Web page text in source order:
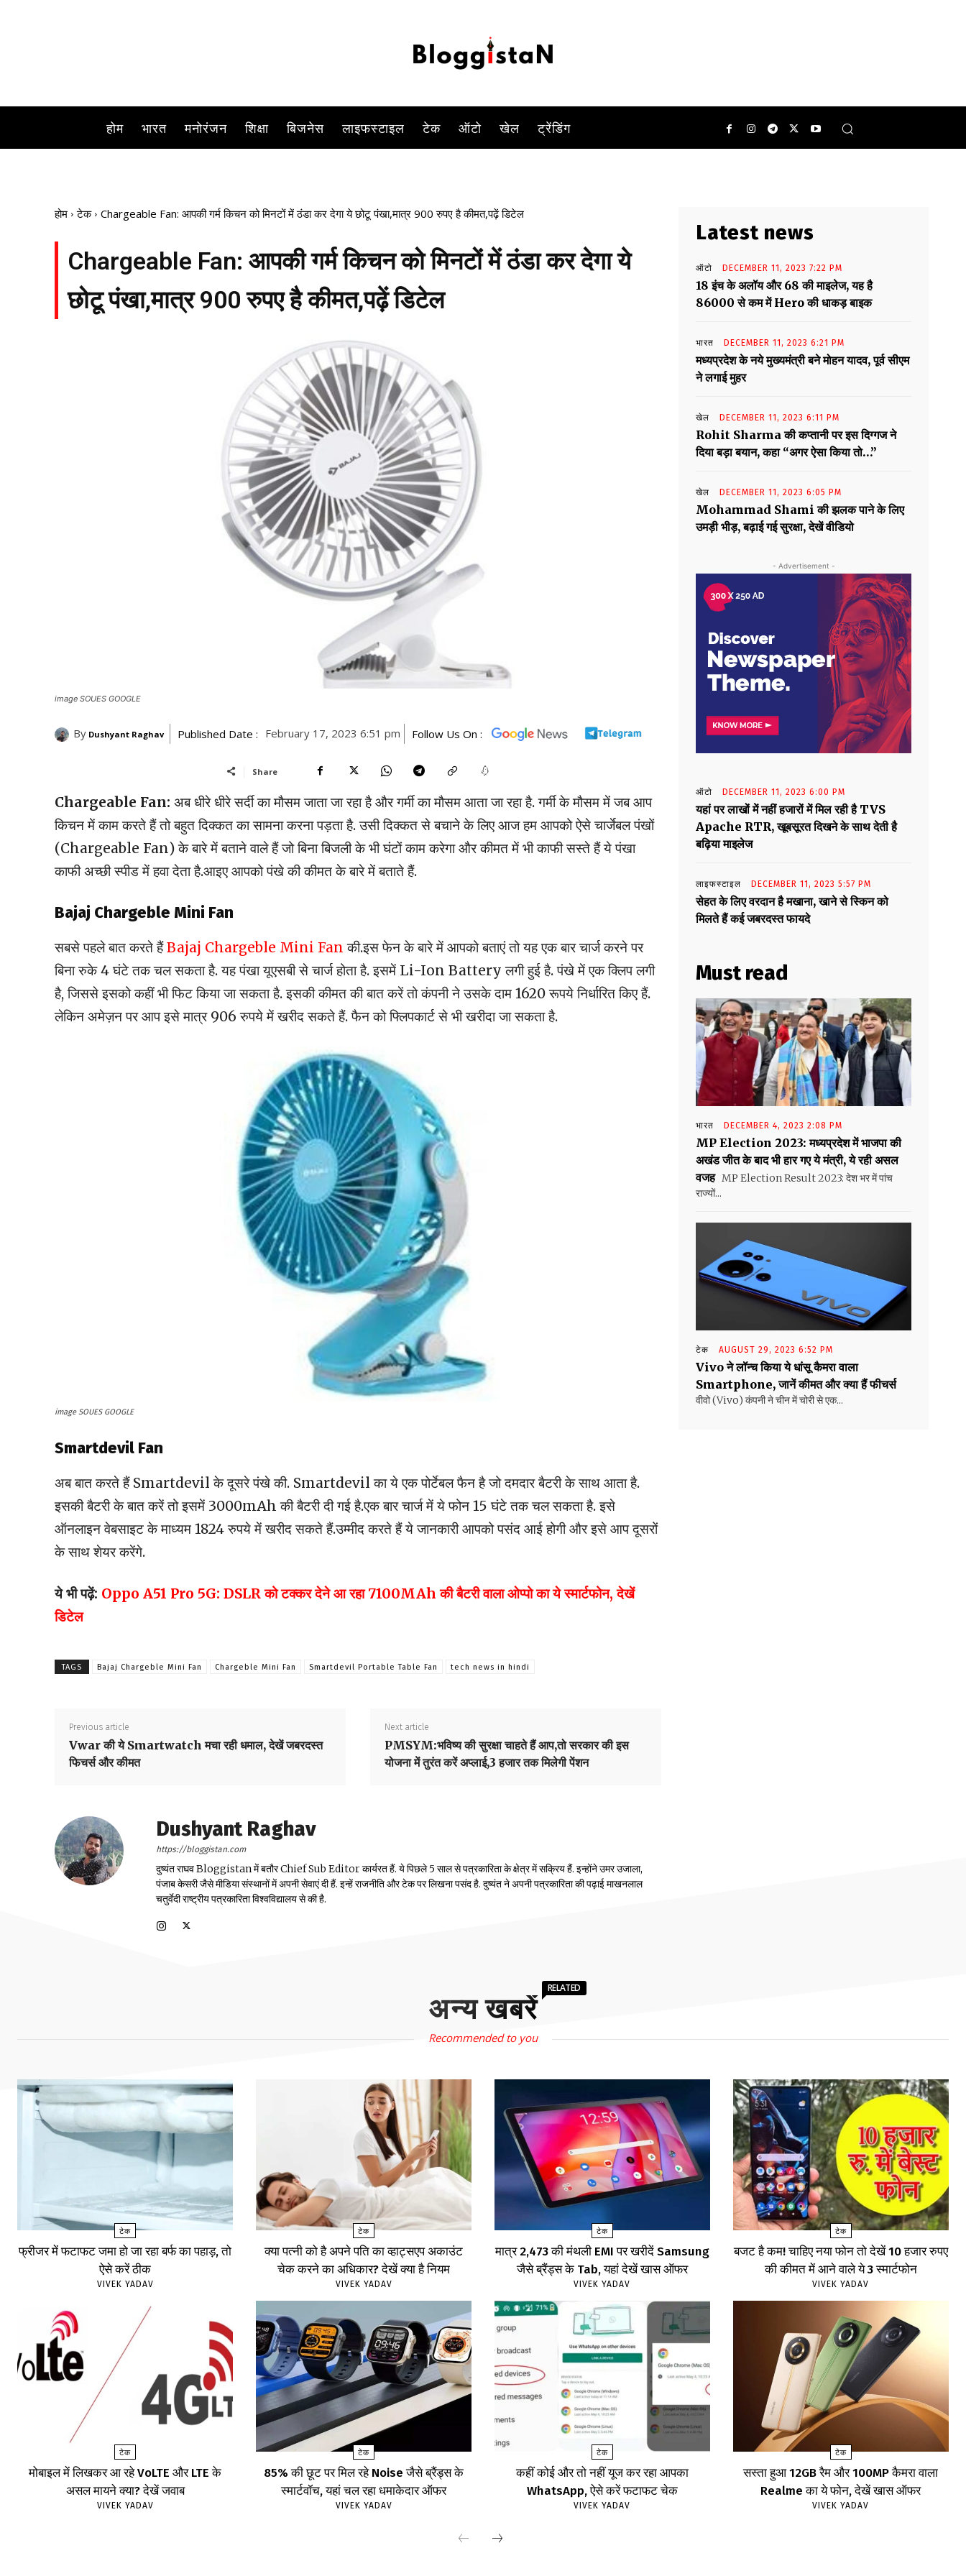
होम भारत मनोरंजन शिक्षा बिजनेस लाइफस्टाइल टेक ऑटो खेल ट्रेंडिंग
होम टेक Chargeable Fan: आपकी गर्म किचन को मिनटों में ठंडा कर देगा ये छोटू पंखा,मात्र 900 रुपए है कीमत,पढ़ें डिटेल
Chargeable Fan: आपकी गर्म किचन को मिनटों में ठंडा कर देगा ये
छोटू पंखा,मात्र 900 रुपए है कीमत,पढ़ें डिटेल
image SOUES GOOGLE
By Dushyant Raghav Published Date : February 17, 2023 6:51 pm Follow Us On :
Share
Chargeable Fan: अब धीरे धीरे सर्दी का मौसम जाता जा रहा है और गर्मी का मौसम आता जा रहा है. गर्मी के मौसम में जब आप
किचन में काम करते हैं तो बहुत दिक्कत का सामना करना पड़ता है. उसी दिक्कत से बचाने के लिए आज हम आपको ऐसे चार्जेबल पंखों
(Chargeable Fan) के बारे में बताने वाले हैं जो बिना बिजली के भी घंटों काम करेगा और कीमत में भी काफी सस्ते हैं ये पंखा
काफी अच्छी स्पीड में हवा देता है.आइए आपको पंखे की कीमत के बारे में बताते हैं.
Bajaj Chargeble Mini Fan
सबसे पहले बात करते हैंBajaj Chargeble Mini Fan की.इस फेन के बारे में आपको बताएं तो यह एक बार चार्ज करने पर
बिना रुके 4 घंटे तक चल सकता है. यह पंखा यूएसबी से चार्ज होता है. इसमें Li-Ion Battery लगी हुई है. पंखे में एक क्लिप लगी
है, जिससे इसको कहीं भी फिट किया जा सकता है. इसकी कीमत की बात करें तो कंपनी ने उसके दाम 1620 रूपये निर्धारित किए हैं.
लेकिन अमेज़न पर आप इसे मात्र 906 रुपये में खरीद सकते हैं. फैन को फ्लिपकार्ट से भी खरीदा जा सकता है.
image SOUES GOOGLE
Smartdevil Fan
अब बात करते हैं Smartdevil के दूसरे पंखे की. Smartdevil का ये एक पोर्टेबल फैन है जो दमदार बैटरी के साथ आता है.
इसकी बैटरी के बात करें तो इसमें 3000mAh की बैटरी दी गई है.एक बार चार्ज में ये फोन 15 घंटे तक चल सकता है. इसे
ऑनलाइन वेबसाइट के माध्यम 1824 रुपये में खरीद सकते हैं.उम्मीद करते हैं ये जानकारी आपको पसंद आई होगी और इसे आप दूसरों
के साथ शेयर करेंगे.
ये भी पढ़ें: Oppo A51 Pro 5G: DSLR को टक्कर देने आ रहा 7100MAh की बैटरी वाला ओप्पो का ये स्मार्टफोन, देखें
डिटेल
TAGS Bajaj Chargeble Mini Fan Chargeble Mini Fan Smartdevil Portable Table Fan tech news in hindi
Previous article
Vwar की ये Smartwatch मचा रही धमाल, देखें जबरदस्त
फिचर्स और कीमत
Next article
PMSYM:भविष्य की सुरक्षा चाहते हैं आप,तो सरकार की इस
योजना में तुरंत करें अप्लाई,3 हजार तक मिलेगी पेंशन
Dushyant Raghav
https://bloggistan.com
दुष्यंत राघव Bloggistan में बतौर Chief Sub Editor कार्यरत हैं. ये पिछले 5 साल से पत्रकारिता के क्षेत्र में सक्रिय हैं. इन्होंने उमर उजाला,
पंजाब केसरी जैसे मीडिया संस्थानों में अपनी सेवाएं दी हैं. इन्हें राजनीति और टेक पर लिखना पसंद है. दुष्यंत ने अपनी पत्रकारिता की पढ़ाई माखनलाल
चतुर्वेदी राष्ट्रीय पत्रकारिता विश्वविद्यालय से की है.
Latest news
ऑटो DECEMBER 11, 2023 7:22 PM
18 इंच के अलॉय और 68 की माइलेज, यह है
86000 से कम में Hero की धाकड़ बाइक
भारत DECEMBER 11, 2023 6:21 PM
मध्यप्रदेश के नये मुख्यमंत्री बने मोहन यादव, पूर्व सीएम
ने लगाई मुहर
खेल DECEMBER 11, 2023 6:11 PM
Rohit Sharma की कप्तानी पर इस दिग्गज ने
दिया बड़ा बयान, कहा “अगर ऐसा किया तो…”
खेल DECEMBER 11, 2023 6:05 PM
Mohammad Shami की झलक पाने के लिए
उमड़ी भीड़, बढ़ाई गई सुरक्षा, देखें वीडियो
- Advertisement -
ऑटो DECEMBER 11, 2023 6:00 PM
यहां पर लाखों में नहीं हजारों में मिल रही है TVS
Apache RTR, खूबसूरत दिखने के साथ देती है
बढ़िया माइलेज
लाइफस्टाइल DECEMBER 11, 2023 5:57 PM
सेहत के लिए वरदान है मखाना, खाने से स्किन को
मिलते हैं कई जबरदस्त फायदे
Must read
भारत DECEMBER 4, 2023 2:08 PM
MP Election 2023: मध्यप्रदेश में भाजपा की
अखंड जीत के बाद भी हार गए ये मंत्री, ये रही असल
वजह MP Election Result 2023: देश भर में पांच
राज्यों...
टेक AUGUST 29, 2023 6:52 PM
Vivo ने लॉन्च किया ये धांसू कैमरा वाला
Smartphone, जानें कीमत और क्या हैं फीचर्स
वीवो (Vivo) कंपनी ने चीन में चोरी से एक...
अन्य खबरें
RELATED
Recommended to you
टेक
फ्रीजर में फटाफट जमा हो जा रहा बर्फ का पहाड़, तो
ऐसे करें ठीक
VIVEK YADAV
टेक
क्या पत्नी को है अपने पति का व्हाट्सएप अकाउंट
चेक करने का अधिकार? देखें क्या है नियम
VIVEK YADAV
टेक
मात्र ₹2,473 की मंथली EMI पर खरीदें Samsung
जैसे ब्रैंड्स के Tab, यहां देखें खास ऑफर
VIVEK YADAV
टेक
बजट है कम! चाहिए नया फोन तो देखें 10 हजार रुपए
की कीमत में आने वाले ये 3 स्मार्टफोन
VIVEK YADAV
टेक
मोबाइल में लिखकर आ रहे VoLTE और LTE के
असल मायने क्या? देखें जवाब
VIVEK YADAV
टेक
85% की छूट पर मिल रहे Noise जैसे ब्रैंड्स के
स्मार्टवॉच, यहां चल रहा धमाकेदार ऑफर
VIVEK YADAV
टेक
कहीं कोई और तो नहीं यूज कर रहा आपका
WhatsApp, ऐसे करें फटाफट चेक
VIVEK YADAV
टेक
सस्ता हुआ 12GB रैम और 100MP कैमरा वाला
Realme का ये फोन, देखें खास ऑफर
VIVEK YADAV